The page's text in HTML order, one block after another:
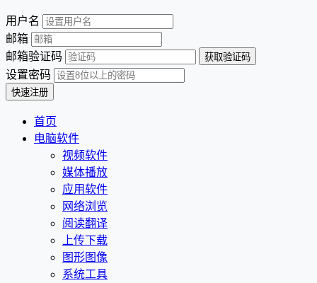
用户名
邮箱
邮箱验证码
设置密码
首页
电脑软件
视频软件
媒体播放
应用软件
网络浏览
阅读翻译
上传下载
图形图像
系统工具